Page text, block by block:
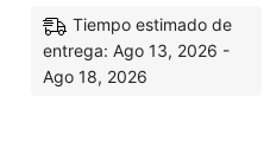
Tiempo estimado de
entrega: Ago 13, 2026 -
Ago 18, 2026